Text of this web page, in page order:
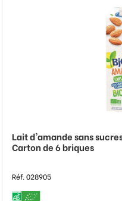
Lait d'amande sans
Carton de 6 briques
Réf. 028905